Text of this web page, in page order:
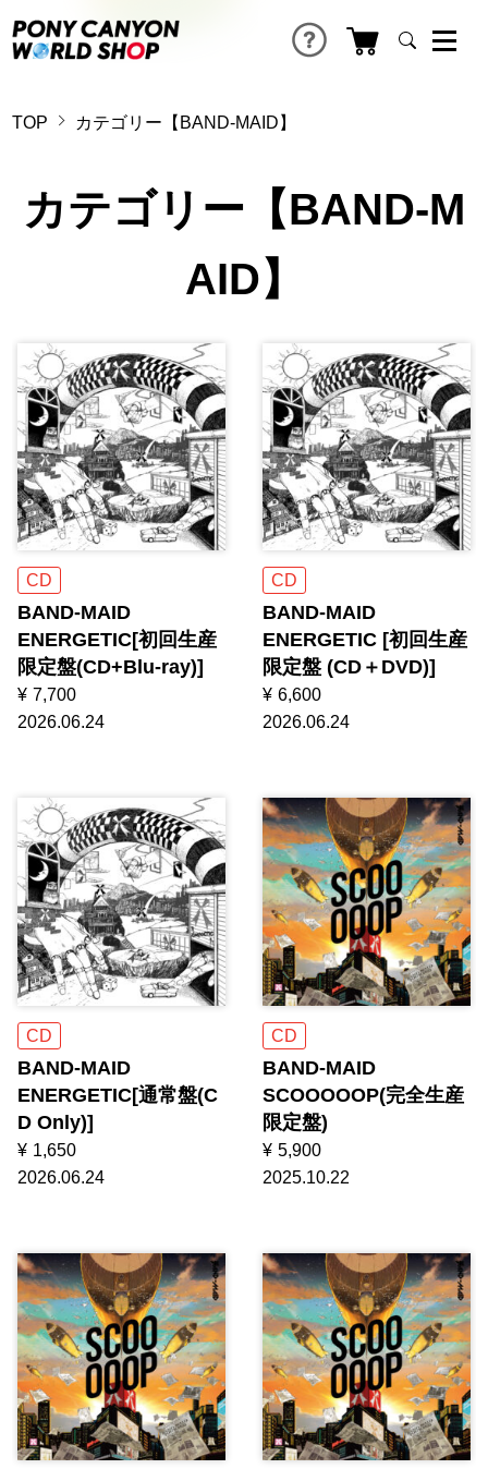
TOP カテゴリー【BAND-MAID】
カテゴリー【BAND-M
AID】
CD
BAND-MAID
ENERGETIC[初回生産
限定盤(CD+Blu-ray)]
¥ 7,700
2026.06.24
CD
BAND-MAID
ENERGETIC [初回生産
限定盤 (CD＋DVD)]
¥ 6,600
2026.06.24
CD
BAND-MAID
ENERGETIC[通常盤(C
D Only)]
¥ 1,650
2026.06.24
CD
BAND-MAID
SCOOOOOP(完全生産
限定盤)
¥ 5,900
2025.10.22